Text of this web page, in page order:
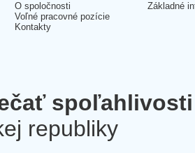
O spoločnosti
Voľné pracovné pozície
Kontakty
Základné
spoľahlivosti
republiky